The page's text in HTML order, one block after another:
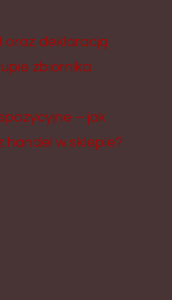
oraz deklaracją
zbiornika
– jak
w sklepie?